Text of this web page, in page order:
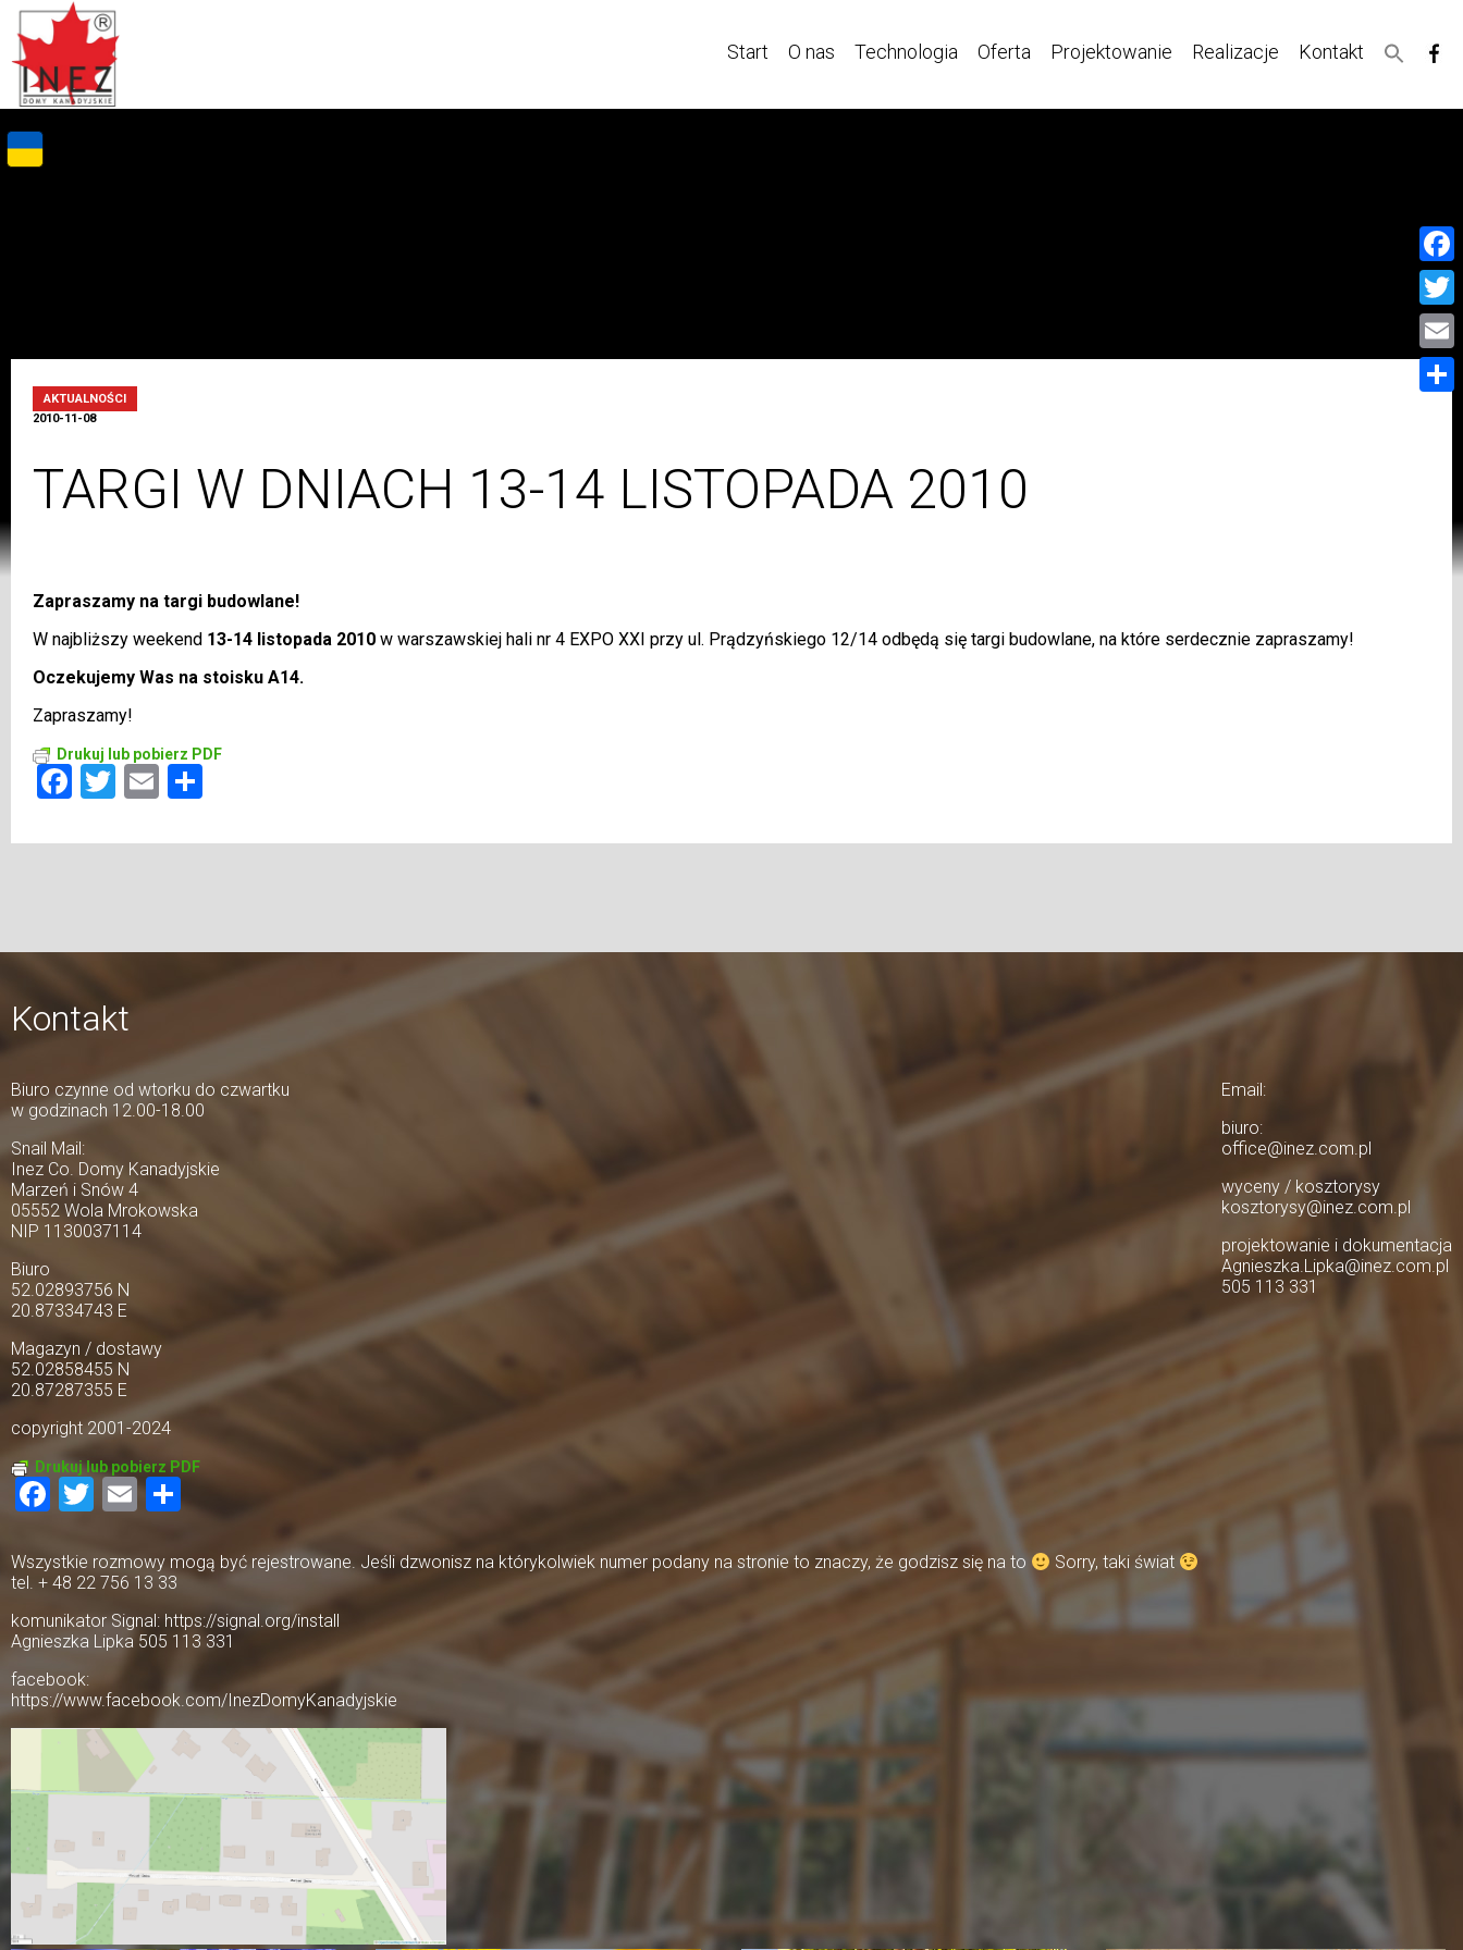
Start O nas Technologia Oferta Projektowanie Realizacje Kontakt
AKTUALNOŚCI
2010-11-08
TARGI W DNIACH 13-14 LISTOPADA 2010
Zapraszamy na targi budowlane!
W najbliższy weekend 13-14 listopada 2010 w warszawskiej hali nr 4 EXPO XXI przy ul. Prądzyńskiego 12/14 odbędą się targi budowlane, na które serdecznie zapraszamy!
Oczekujemy Was na stoisku A14.
Zapraszamy!
Drukuj lub pobierz PDF
Facebook
Twitter
Email
Kontakt
Biuro czynne od wtorku do czwartku
w godzinach 12.00-18.00
Snail Mail:
Inez Co. Domy Kanadyjskie
Marzeń i Snów 4
05552 Wola Mrokowska
NIP 1130037114
Biuro
52.02893756 N
20.87334743 E
Magazyn / dostawy
52.02858455 N
20.87287355 E
copyright 2001-2024
Drukuj lub pobierz PDF
Facebook
Twitter
EmailShare
Email:
biuro:
office@inez.com.pl
wyceny / kosztorysy
kosztorysy@inez.com.pl
projektowanie i dokumentacja
Agnieszka.Lipka@inez.com.pl
505 113 331
Wszystkie rozmowy mogą być rejestrowane. Jeśli dzwonisz na którykolwiek numer podany na stronie to znaczy, że godzisz się na to
Sorry, taki świat
tel. + 48 22 756 13 33
komunikator Signal: https://signal.org/install
Agnieszka Lipka 505 113 331
facebook:
https://www.facebook.com/InezDomyKanadyjskie
Email